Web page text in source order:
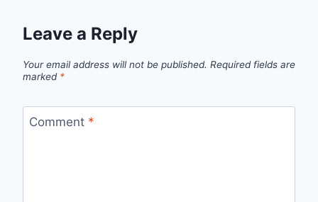
Leave a Reply
Your email address will not be published. Required fields are
marked *
Comment *